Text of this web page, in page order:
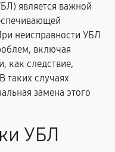
является важной
неисправности УБЛ
включая
как следствие,
таких случаях
замена этого
УБЛ